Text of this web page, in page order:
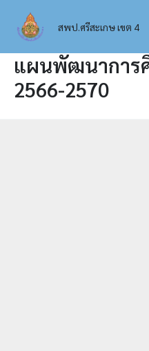
content
สพป.ศรีสะเกษ เขต 4
แผนพัฒนาการ
2566-2570